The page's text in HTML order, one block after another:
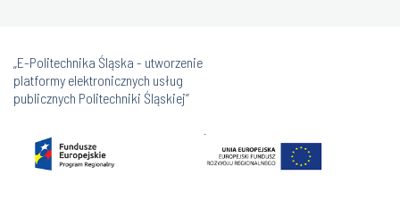
„E-Politechnika Śląska - utworzenie
platformy elektronicznych usług
publicznych Politechniki Śląskiej”